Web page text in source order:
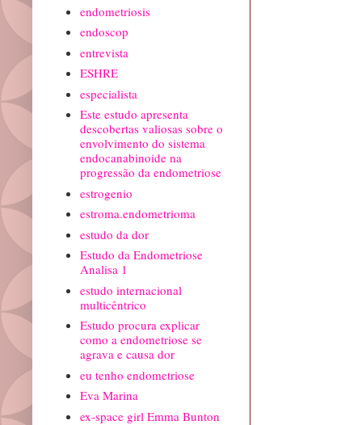
endometriosis
endoscop
entrevista
ESHRE
especialista
Este estudo apresenta
descobertas valiosas sobre o
envolvimento do sistema
endocanabinoide na
progressão da endometriose
estrogenio
estroma.endometrioma
estudo da dor
Estudo da Endometriose
Analisa 1
estudo internacional
multicêntrico
Estudo procura explicar
como a endometriose se
agrava e causa dor
eu tenho endometriose
Eva Marina
ex-space girl Emma Bunton